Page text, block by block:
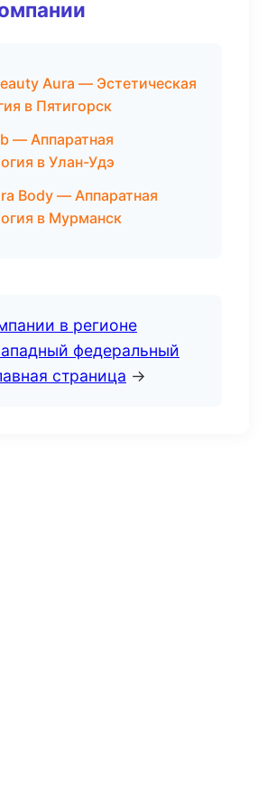
Aura — Эстетическая
в Пятигорск
— Аппаратная
в Улан-Удэ
Body — Аппаратная
в Мурманск
в регионе
федеральный
страница →